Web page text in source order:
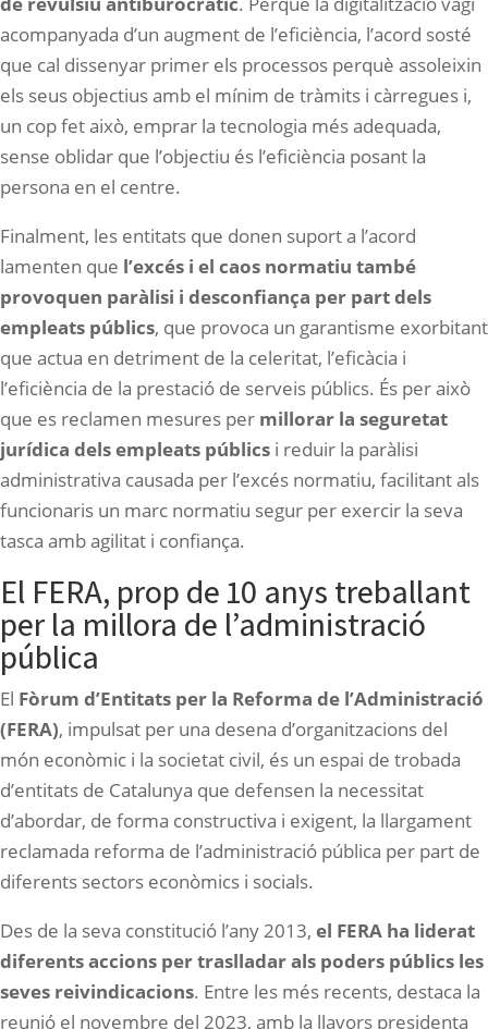
acompanyada d’un augment de l’eficiència, l’acord sosté
que cal dissenyar primer els processos perquè assoleixin
els seus objectius amb el mínim de tràmits i càrregues i,
un cop fet això, emprar la tecnologia més adequada,
sense oblidar que l’objectiu és l’eficiència posant la
persona en el centre.
Finalment, les entitats que donen suport a l’acord
lamenten que l’excés i el caos normatiu també
provoquen paràlisi i desconfiança per part dels
empleats públics, que provoca un garantisme exorbitant
que actua en detriment de la celeritat, l’eficàcia i
l’eficiència de la prestació de serveis públics. És per això
que es reclamen mesures per millorar la seguretat
jurídica dels empleats públics i reduir la paràlisi
administrativa causada per l’excés normatiu, facilitant als
funcionaris un marc normatiu segur per exercir la seva
tasca amb agilitat i confiança.
El FERA, prop de 10 anys treballant
per la millora de l’administració
pública
El Fòrum d’Entitats per la Reforma de l’Administració
(FERA), impulsat per una desena d’organitzacions del
món econòmic i la societat civil, és un espai de trobada
d’entitats de Catalunya que defensen la necessitat
d’abordar, de forma constructiva i exigent, la llargament
reclamada reforma de l’administració pública per part de
diferents sectors econòmics i socials.
Des de la seva constitució l’any 2013, el FERA ha liderat
diferents accions per traslladar als poders públics les
seves reivindicacions. Entre les més recents, destaca la
reunió el novembre del 2023, amb la llavors presidenta